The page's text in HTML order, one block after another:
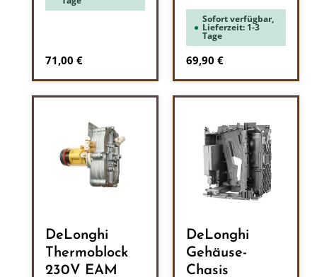
Regulärer Preis:
71,00 €
Sofort verfügbar,
Lieferzeit: 1-3
Tage
Regulärer Preis:
69,90 €
DeLonghi
Thermoblock
230V EAM
DeLonghi
Gehäuse-
Chasis